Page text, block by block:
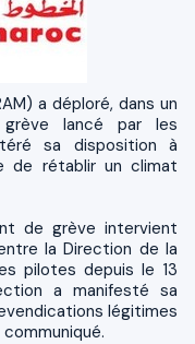
grève lancé par les
sa disposition à
de rétablir un climat
de grève intervient
la Direction de la
pilotes depuis le 13
a manifesté sa
légitimes